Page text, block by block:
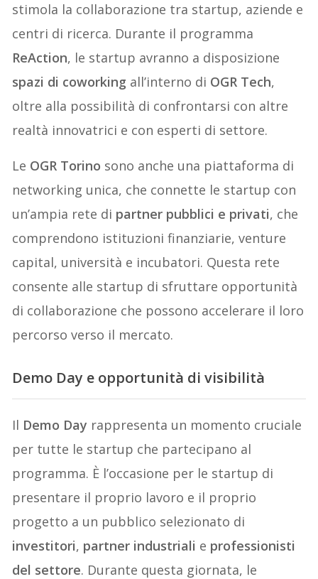
stimola la collaborazione tra startup, aziende e
centri di ricerca. Durante il programma
ReAction, le startup avranno a disposizione
spazi di coworking all’interno di OGR Tech,
oltre alla possibilità di confrontarsi con altre
realtà innovatrici e con esperti di settore.
Le OGR Torino sono anche una piattaforma di
networking unica, che connette le startup con
un’ampia rete di partner pubblici e privati, che
comprendono istituzioni finanziarie, venture
capital, università e incubatori. Questa rete
consente alle startup di sfruttare opportunità
di collaborazione che possono accelerare il loro
percorso verso il mercato.
Demo Day e opportunità di visibilità
Il Demo Day rappresenta un momento cruciale
per tutte le startup che partecipano al
programma. È l’occasione per le startup di
presentare il proprio lavoro e il proprio
progetto a un pubblico selezionato di
investitori, partner industriali e professionisti
del settore. Durante questa giornata, le